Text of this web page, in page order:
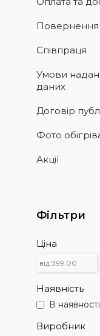
Повернення
Співпраця
Умови
даних
Договір
Фото
Акції
Фільтри
Ціна
Наявність
В наявності
Виробник